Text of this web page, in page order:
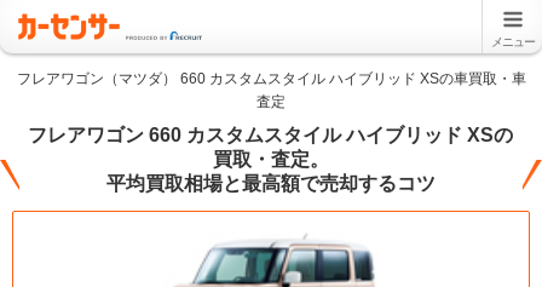
メニュー
フレアワゴン（マツダ） 660 カスタムスタイル ハイブリッド XSの車買取・車
査定
フレアワゴン 660 カスタムスタイル ハイブリッド XSの
買取・査定。
平均買取相場と最高額で売却するコツ